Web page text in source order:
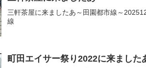
三軒茶屋に来ましたあ～田園都市線～
線
町田エイサー祭り2022に来ました